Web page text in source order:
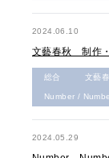
2024.06.10
文藝春秋 制作・
総合 文藝
Number /
2024.05.29